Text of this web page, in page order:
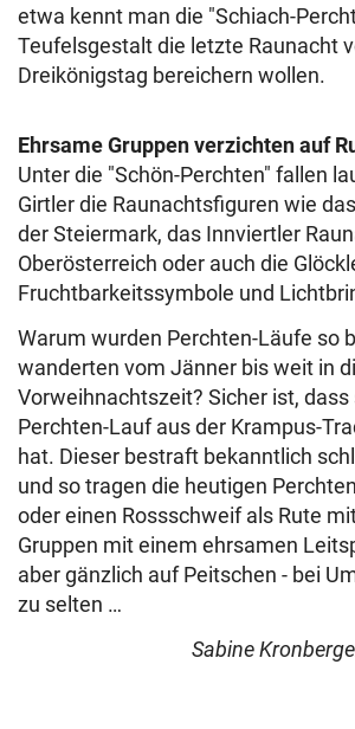
etwa kennt man die "Schiach-
Teufelsgestalt die letzte Raunacht
Dreikönigstag bereichern wollen.
Ehrsame Gruppen verzichten auf
Unter die "Schön-Perchten" fallen
Girtler die Raunachtsfiguren wie
der Steiermark, das Innviertler
Oberösterreich oder auch die
Fruchtbarkeitssymbole und
Warum wurden Perchten-Läufe so
wanderten vom Jänner bis weit in
Vorweihnachtszeit? Sicher ist, dass
Perchten-Lauf aus der Krampus-
hat. Dieser bestraft bekanntlich
und so tragen die heutigen
oder einen Rossschweif als Rute
Gruppen mit einem ehrsamen
aber gänzlich auf Peitschen - bei
zu selten …
Sabine